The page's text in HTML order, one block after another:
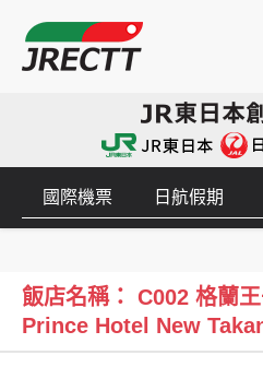
國際機票 日航假期
飯店名稱： C002 格蘭
Prince Hotel New